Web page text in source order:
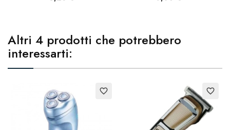
Altri 4 prodotti che potrebbero
interessarti:
favorite_border favorite_border